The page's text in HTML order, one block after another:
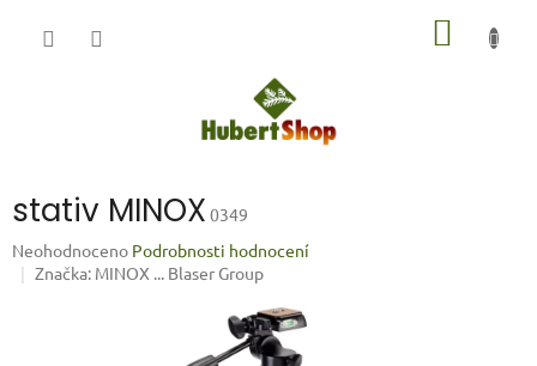
stativ MINOX 0349
Průměrné
hodnocení
Neohodnoceno Podrobnosti hodnocení
Značka: MINOX ... Blaser Group